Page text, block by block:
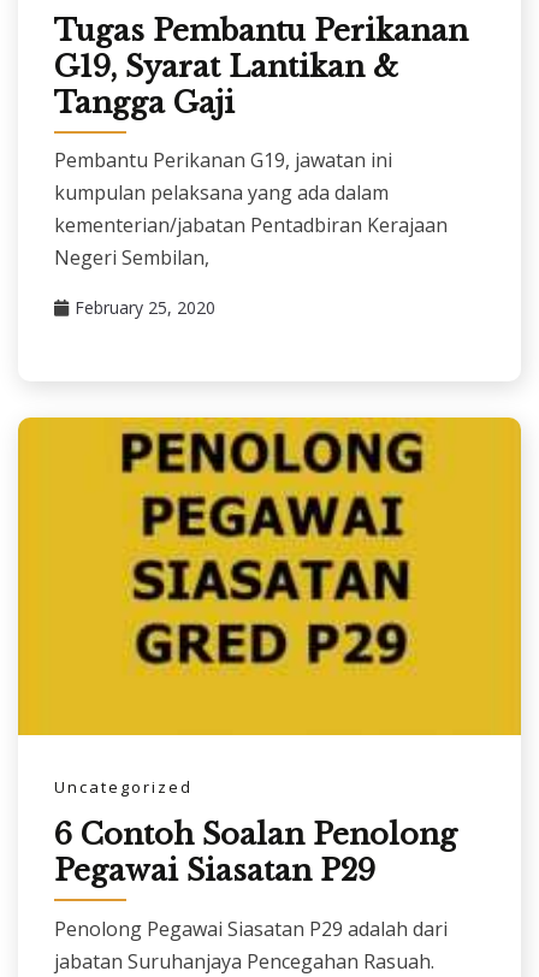
Tugas Pembantu Perikanan
G19, Syarat Lantikan &
Tangga Gaji
Pembantu Perikanan G19, jawatan ini
kumpulan pelaksana yang ada dalam
kementerian/jabatan Pentadbiran Kerajaan
Negeri Sembilan,
February 25, 2020
Uncategorized
6 Contoh Soalan Penolong
Pegawai Siasatan P29
Penolong Pegawai Siasatan P29 adalah dari
jabatan Suruhanjaya Pencegahan Rasuah.